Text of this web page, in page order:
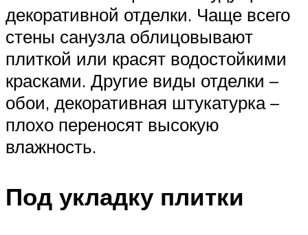
декоративной отделки. Чаще всего
стены санузла облицовывают
плиткой или красят водостойкими
красками. Другие виды отделки –
обои, декоративная штукатурка –
плохо переносят высокую
влажность.
Под укладку плитки